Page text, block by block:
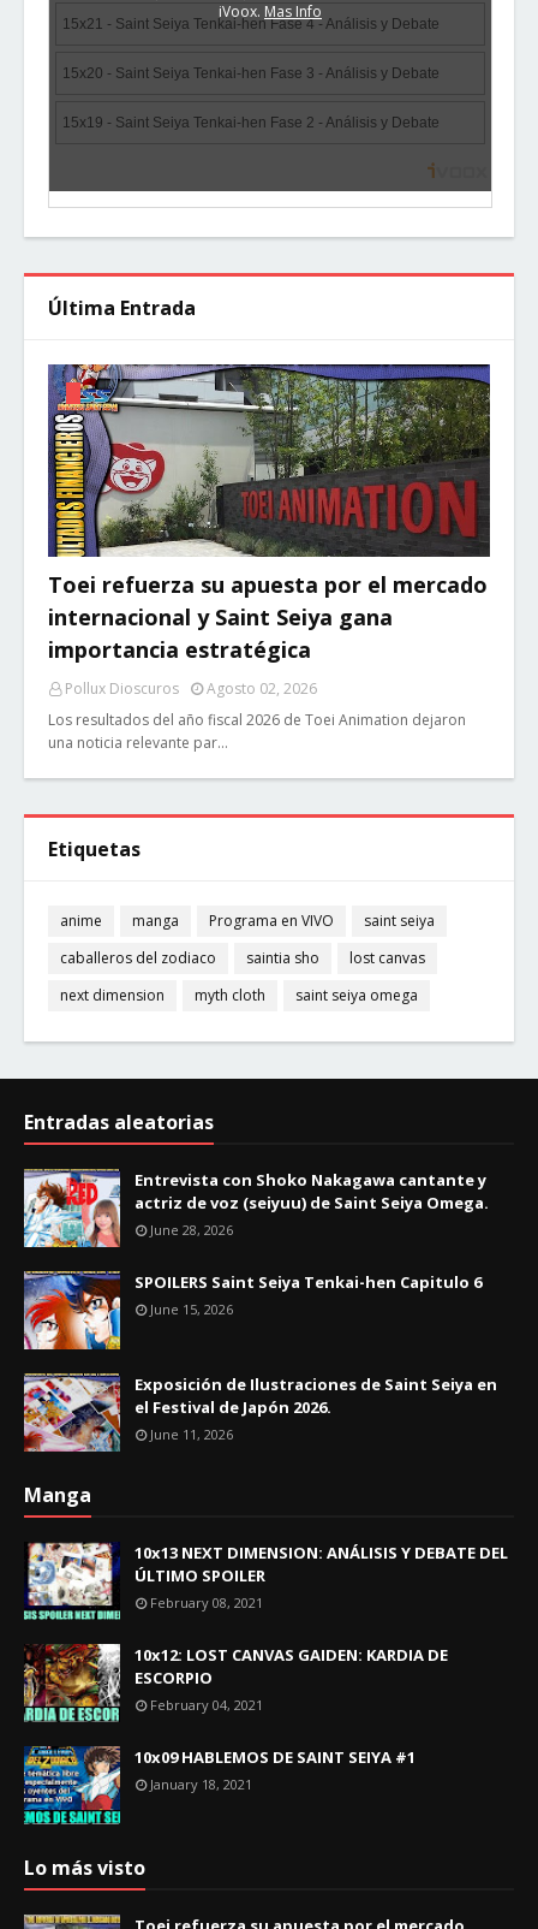
Última Entrada
Toei refuerza su apuesta por el mercado
internacional y Saint Seiya gana
importancia estratégica
Pollux Dioscuros
Agosto 02, 2026
Los resultados del año fiscal 2026 de Toei Animation dejaron
una noticia relevante par…
Etiquetas
anime manga Programa en VIVO
saint seiya
caballeros del zodiaco
saintia sho
lost canvas
next dimension
myth cloth saint seiya omega
Entradas aleatorias
Entrevista con Shoko Nakagawa cantante y
actriz de voz (seiyuu) de Saint Seiya Omega.
June 28, 2026
SPOILERS Saint Seiya Tenkai-hen Capitulo 6
June 15, 2026
Exposición de Ilustraciones de Saint Seiya en
el Festival de Japón 2026.
June 11, 2026
Manga
10x13 NEXT DIMENSION: ANÁLISIS Y DEBATE DEL
ÚLTIMO SPOILER
February 08, 2021
10x12: LOST CANVAS GAIDEN: KARDIA DE
ESCORPIO
February 04, 2021
10x09 HABLEMOS DE SAINT SEIYA #1
January 18, 2021
Lo más visto